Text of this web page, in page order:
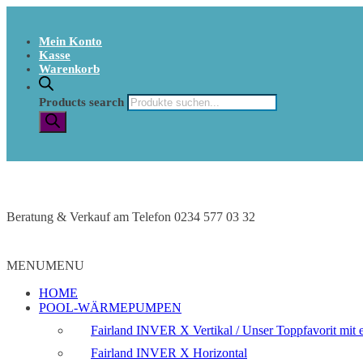
Mein Konto
Kasse
Warenkorb
Products search
Beratung & Verkauf am Telefon 0234 577 03 32
MENUMENU
HOME
POOL-WÄRMEPUMPEN
Fairland INVER X Vertikal / Unser Toppfavorit mit
Fairland INVER X Horizontal